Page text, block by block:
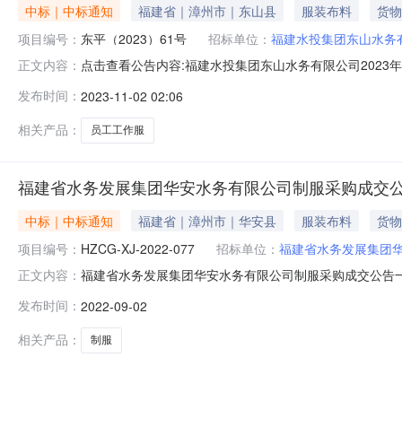
中标｜中标通知 福建省｜漳州市｜东山县 服装布料
货物
项目编号： 东平（2023）61号 招标单位： 福建水投集团东山水务
正文内容： 点击查看公告内容:福建水投集团东山水务有限公司2023
元二、其他：一、项目编号：东平（2023）61号二、项
交）金
发布时间： 2023-11-02 02:06
相关产品：
员工工作服
福建省水务发展集团华安水务有限公司制服采购成交
中标｜中标通知 福建省｜漳州市｜华安县 服装布料
货物
项目编号： HZCG-XJ-2022-077 招标单位： 福建省水务发展集团
正文内容： 福建省水务发展集团华安水务有限公司制服采购成交公
标的信息序号供应商名称货物名称货物品牌货物型号货
发布时间： 2022-09-02
相关产品：
制服